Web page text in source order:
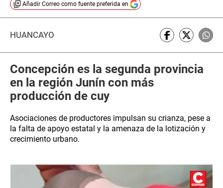
Añadir Correo como fuente preferida en
HUANCAYO
Concepción es la segunda provincia
en la región Junín con más
producción de cuy
Asociaciones de productores impulsan su crianza, pese a
la falta de apoyo estatal y la amenaza de la lotización y
crecimiento urbano.